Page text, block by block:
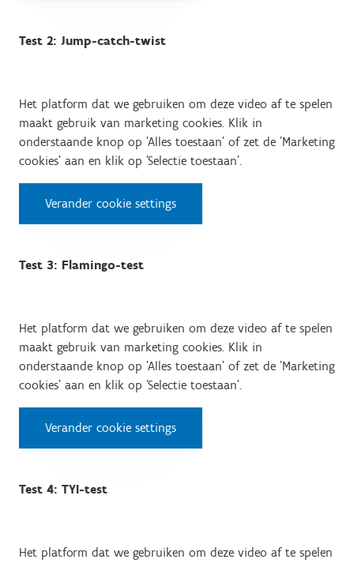
Test 2: Jump-catch-twist
Het platform dat we gebruiken om deze video af te spelen
maakt gebruik van marketing cookies. Klik in
onderstaande knop op 'Alles toestaan' of zet de 'Marketing
cookies' aan en klik op 'Selectie toestaan'.
Verander cookie settings
Test 3: Flamingo-test
Het platform dat we gebruiken om deze video af te spelen
maakt gebruik van marketing cookies. Klik in
onderstaande knop op 'Alles toestaan' of zet de 'Marketing
cookies' aan en klik op 'Selectie toestaan'.
Verander cookie settings
Test 4: TYI-test
Het platform dat we gebruiken om deze video af te spelen